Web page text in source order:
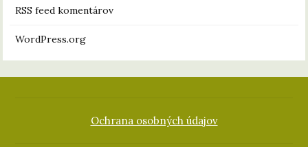
RSS feed komentárov
WordPress.org
Ochrana osobných údajov